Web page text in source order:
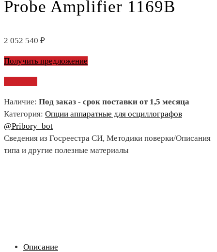
Probe Amplifier 1169B
2 052 540 ₽
Получить предложение
Наличие: Под заказ - срок поставки от 1,5 месяца
Категория: Опции аппаратные для осциллографов
@Pribory_bot
Сведения из Госреестра СИ, Методики поверки/Описания
типа и другие полезные материалы
Описание